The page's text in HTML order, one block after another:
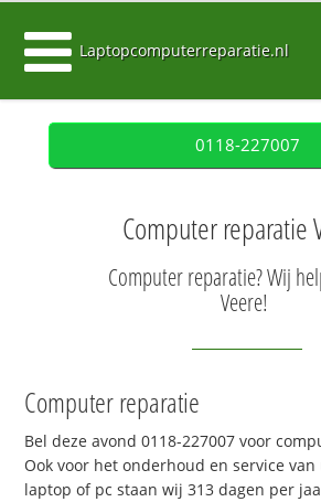
Laptopcomputerreparatie.nl
0118-227007
Computer reparatie
Computer reparatie? Wij
Veere!
Computer reparatie
Bel deze avond 0118-227007 voor
Ook voor het onderhoud en service
laptop of pc staan wij 313 dagen per